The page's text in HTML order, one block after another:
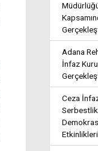
Adana
İnfaz
Ceza